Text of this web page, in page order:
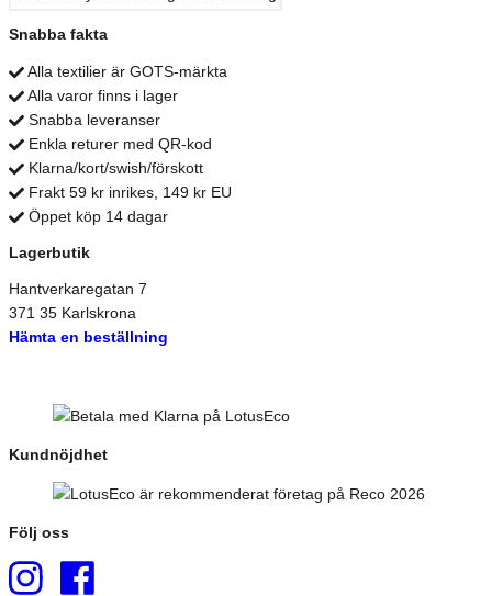
Snabba fakta
Alla textilier är GOTS-märkta
Alla varor finns i lager
Snabba leveranser
Enkla returer med QR-kod
Klarna/kort/swish/förskott
Frakt 59 kr inrikes, 149 kr EU
Öppet köp 14 dagar
Lagerbutik
Hantverkaregatan 7
371 35 Karlskrona
Hämta en beställning
Kundnöjdhet
Följ oss